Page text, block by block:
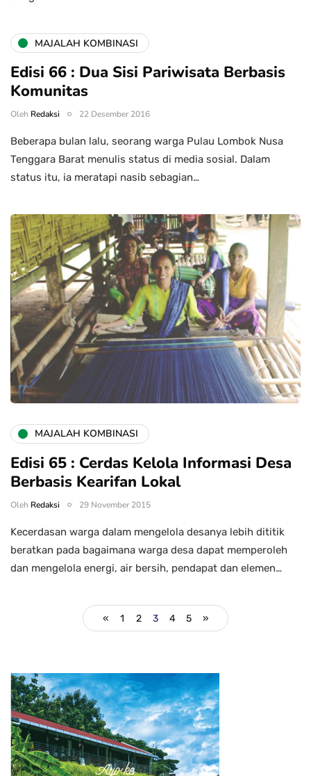
MAJALAH KOMBINASI
Edisi 66 : Dua Sisi Pariwisata Berbasis
Komunitas
Oleh Redaksi 22 Desember 2016
Beberapa bulan lalu, seorang warga Pulau Lombok Nusa
Tenggara Barat menulis status di media sosial. Dalam
status itu, ia meratapi nasib sebagian…
MAJALAH KOMBINASI
Edisi 65 : Cerdas Kelola Informasi Desa
Berbasis Kearifan Lokal
Oleh Redaksi 29 November 2015
Kecerdasan warga dalam mengelola desanya lebih dititik
beratkan pada bagaimana warga desa dapat memperoleh
dan mengelola energi, air bersih, pendapat dan elemen…
« 1 2 3 4 5 »